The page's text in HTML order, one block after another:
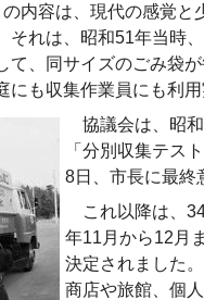
内容は、現代の感覚と
それは、昭和51年当時
て、同サイズのごみ袋
にも収集作業員にも利
協議会は、昭和
「分別収集テス
8日、市長に最終
これ以降は、
年11月から12月
決定されました
商店や旅館、個